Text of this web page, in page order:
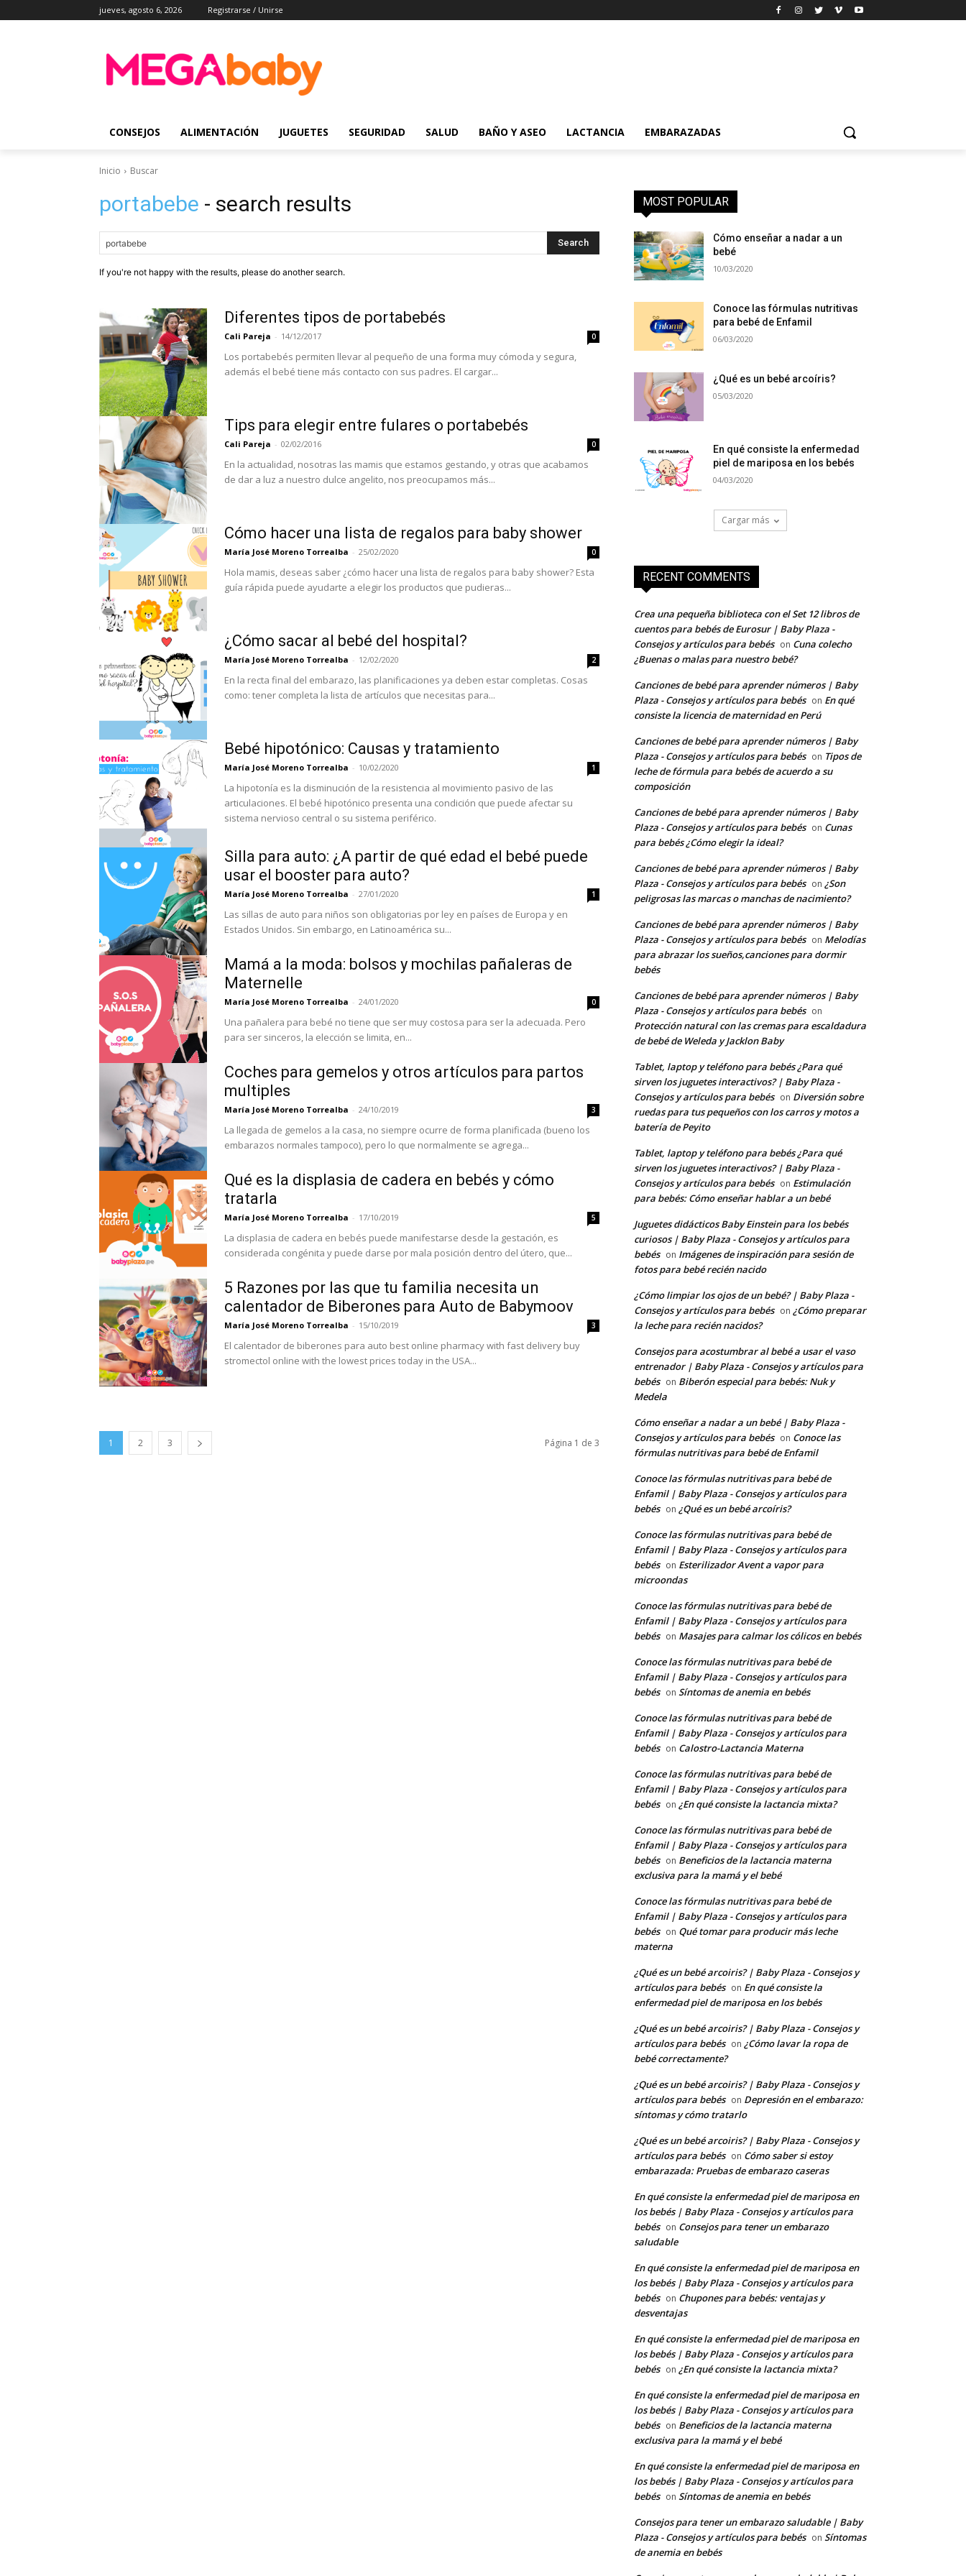
jueves, agosto 6, 2026 Registrarse / Unirse
CONSEJOS ALIMENTACIÓN JUGUETES SEGURIDAD SALUD BAÑO Y ASEO LACTANCIA EMBARAZADAS
Inicio Buscar
portabebe - search results
Search
If you're not happy with the results, please do another search.
Diferentes tipos de portabebés
Cali Pareja - 14/12/2017 0
Los portabebés permiten llevar al pequeño de una forma muy cómoda y segura,
además el bebé tiene más contacto con sus padres. El cargar...
Tips para elegir entre fulares o portabebés
Cali Pareja - 02/02/2016 0
En la actualidad, nosotras las mamis que estamos gestando, y otras que acabamos
de dar a luz a nuestro dulce angelito, nos preocupamos más...
Cómo hacer una lista de regalos para baby shower
María José Moreno Torrealba - 25/02/2020 0
Hola mamis, deseas saber ¿cómo hacer una lista de regalos para baby shower? Esta
guía rápida puede ayudarte a elegir los productos que pudieras...
¿Cómo sacar al bebé del hospital?
María José Moreno Torrealba - 12/02/2020 2
En la recta final del embarazo, las planificaciones ya deben estar completas. Cosas
como: tener completa la lista de artículos que necesitas para...
Bebé hipotónico: Causas y tratamiento
María José Moreno Torrealba - 10/02/2020 1
La hipotonía es la disminución de la resistencia al movimiento pasivo de las
articulaciones. El bebé hipotónico presenta una condición que puede afectar su
sistema nervioso central o su sistema periférico.
Silla para auto: ¿A partir de qué edad el bebé puede
usar el booster para auto?
María José Moreno Torrealba - 27/01/2020 1
Las sillas de auto para niños son obligatorias por ley en países de Europa y en
Estados Unidos. Sin embargo, en Latinoamérica su...
Mamá a la moda: bolsos y mochilas pañaleras de
Maternelle
María José Moreno Torrealba - 24/01/2020 0
Una pañalera para bebé no tiene que ser muy costosa para ser la adecuada. Pero
para ser sinceros, la elección se limita, en...
Coches para gemelos y otros artículos para partos
multiples
María José Moreno Torrealba - 24/10/2019 3
La llegada de gemelos a la casa, no siempre ocurre de forma planificada (bueno los
embarazos normales tampoco), pero lo que normalmente se agrega...
Qué es la displasia de cadera en bebés y cómo
tratarla
María José Moreno Torrealba - 17/10/2019 5
La displasia de cadera en bebés puede manifestarse desde la gestación, es
considerada congénita y puede darse por mala posición dentro del útero, que...
5 Razones por las que tu familia necesita un
calentador de Biberones para Auto de Babymoov
María José Moreno Torrealba - 15/10/2019 3
El calentador de biberones para auto best online pharmacy with fast delivery buy
stromectol online with the lowest prices today in the USA...
1 2 3 Página 1 de 3
MOST POPULAR
Cómo enseñar a nadar a un
bebé
10/03/2020
Conoce las fórmulas nutritivas
para bebé de Enfamil
06/03/2020
¿Qué es un bebé arcoíris?
05/03/2020
En qué consiste la enfermedad
piel de mariposa en los bebés
04/03/2020
Cargar más
RECENT COMMENTS
Crea una pequeña biblioteca con el Set 12 libros de
cuentos para bebés de Eurosur | Baby Plaza -
Consejos y artículos para bebés on Cuna colecho
¿Buenas o malas para nuestro bebé?
Canciones de bebé para aprender números | Baby
Plaza - Consejos y artículos para bebés on En qué
consiste la licencia de maternidad en Perú
Canciones de bebé para aprender números | Baby
Plaza - Consejos y artículos para bebés on Tipos de
leche de fórmula para bebés de acuerdo a su
composición
Canciones de bebé para aprender números | Baby
Plaza - Consejos y artículos para bebés on Cunas
para bebés ¿Cómo elegir la ideal?
Canciones de bebé para aprender números | Baby
Plaza - Consejos y artículos para bebés on ¿Son
peligrosas las marcas o manchas de nacimiento?
Canciones de bebé para aprender números | Baby
Plaza - Consejos y artículos para bebés on Melodías
para abrazar los sueños,canciones para dormir
bebés
Canciones de bebé para aprender números | Baby
Plaza - Consejos y artículos para bebés on
Protección natural con las cremas para escaldadura
de bebé de Weleda y Jacklon Baby
Tablet, laptop y teléfono para bebés ¿Para qué
sirven los juguetes interactivos? | Baby Plaza -
Consejos y artículos para bebés on Diversión sobre
ruedas para tus pequeños con los carros y motos a
batería de Peyito
Tablet, laptop y teléfono para bebés ¿Para qué
sirven los juguetes interactivos? | Baby Plaza -
Consejos y artículos para bebés on Estimulación
para bebés: Cómo enseñar hablar a un bebé
Juguetes didácticos Baby Einstein para los bebés
curiosos | Baby Plaza - Consejos y artículos para
bebés on Imágenes de inspiración para sesión de
fotos para bebé recién nacido
¿Cómo limpiar los ojos de un bebé? | Baby Plaza -
Consejos y artículos para bebés on ¿Cómo preparar
la leche para recién nacidos?
Consejos para acostumbrar al bebé a usar el vaso
entrenador | Baby Plaza - Consejos y artículos para
bebés on Biberón especial para bebés: Nuk y
Medela
Cómo enseñar a nadar a un bebé | Baby Plaza -
Consejos y artículos para bebés on Conoce las
fórmulas nutritivas para bebé de Enfamil
Conoce las fórmulas nutritivas para bebé de
Enfamil | Baby Plaza - Consejos y artículos para
bebés on ¿Qué es un bebé arcoíris?
Conoce las fórmulas nutritivas para bebé de
Enfamil | Baby Plaza - Consejos y artículos para
bebés on Esterilizador Avent a vapor para
microondas
Conoce las fórmulas nutritivas para bebé de
Enfamil | Baby Plaza - Consejos y artículos para
bebés on Masajes para calmar los cólicos en bebés
Conoce las fórmulas nutritivas para bebé de
Enfamil | Baby Plaza - Consejos y artículos para
bebés on Síntomas de anemia en bebés
Conoce las fórmulas nutritivas para bebé de
Enfamil | Baby Plaza - Consejos y artículos para
bebés on Calostro-Lactancia Materna
Conoce las fórmulas nutritivas para bebé de
Enfamil | Baby Plaza - Consejos y artículos para
bebés on ¿En qué consiste la lactancia mixta?
Conoce las fórmulas nutritivas para bebé de
Enfamil | Baby Plaza - Consejos y artículos para
bebés on Beneficios de la lactancia materna
exclusiva para la mamá y el bebé
Conoce las fórmulas nutritivas para bebé de
Enfamil | Baby Plaza - Consejos y artículos para
bebés on Qué tomar para producir más leche
materna
¿Qué es un bebé arcoiris? | Baby Plaza - Consejos y
artículos para bebés on En qué consiste la
enfermedad piel de mariposa en los bebés
¿Qué es un bebé arcoiris? | Baby Plaza - Consejos y
artículos para bebés on ¿Cómo lavar la ropa de
bebé correctamente?
¿Qué es un bebé arcoiris? | Baby Plaza - Consejos y
artículos para bebés on Depresión en el embarazo:
síntomas y cómo tratarlo
¿Qué es un bebé arcoiris? | Baby Plaza - Consejos y
artículos para bebés on Cómo saber si estoy
embarazada: Pruebas de embarazo caseras
En qué consiste la enfermedad piel de mariposa en
los bebés | Baby Plaza - Consejos y artículos para
bebés on Consejos para tener un embarazo
saludable
En qué consiste la enfermedad piel de mariposa en
los bebés | Baby Plaza - Consejos y artículos para
bebés on Chupones para bebés: ventajas y
desventajas
En qué consiste la enfermedad piel de mariposa en
los bebés | Baby Plaza - Consejos y artículos para
bebés on ¿En qué consiste la lactancia mixta?
En qué consiste la enfermedad piel de mariposa en
los bebés | Baby Plaza - Consejos y artículos para
bebés on Beneficios de la lactancia materna
exclusiva para la mamá y el bebé
En qué consiste la enfermedad piel de mariposa en
los bebés | Baby Plaza - Consejos y artículos para
bebés on Síntomas de anemia en bebés
Consejos para tener un embarazo saludable | Baby
Plaza - Consejos y artículos para bebés on Síntomas
de anemia en bebés